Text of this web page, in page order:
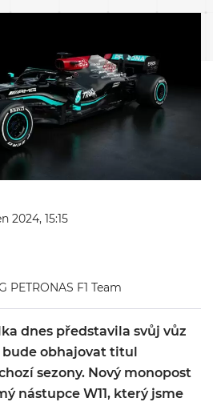
2024, 15:15
PETRONAS F1 Team
dnes představila svůj vůz
bude obhajovat titul
sezony. Nový monopost
nástupce W11, který jsme